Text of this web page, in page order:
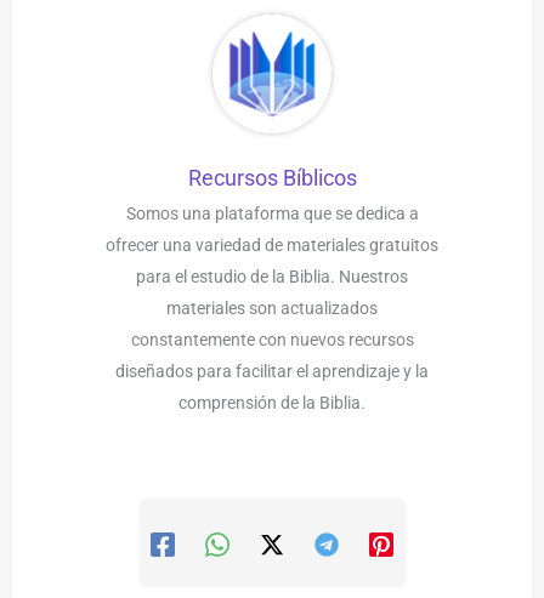
Recursos Bíblicos
Somos una plataforma que se dedica a
ofrecer una variedad de materiales gratuitos
para el estudio de la Biblia. Nuestros
materiales son actualizados
constantemente con nuevos recursos
diseñados para facilitar el aprendizaje y la
comprensión de la Biblia.